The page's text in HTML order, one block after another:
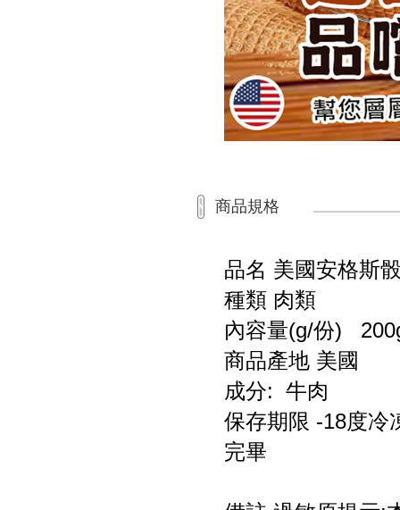
商品規格
品名 美國安格斯
種類 肉類
內容量(g/份)
商品產地 美國
成分: 牛肉
保存期限 -18度冷
完畢